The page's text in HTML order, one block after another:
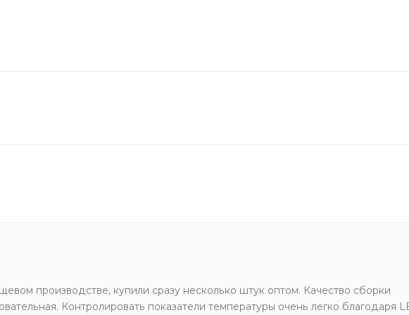
производстве, купили сразу несколько штук оптом. Качество сборки
Контролировать показатели температуры очень легко благодаря